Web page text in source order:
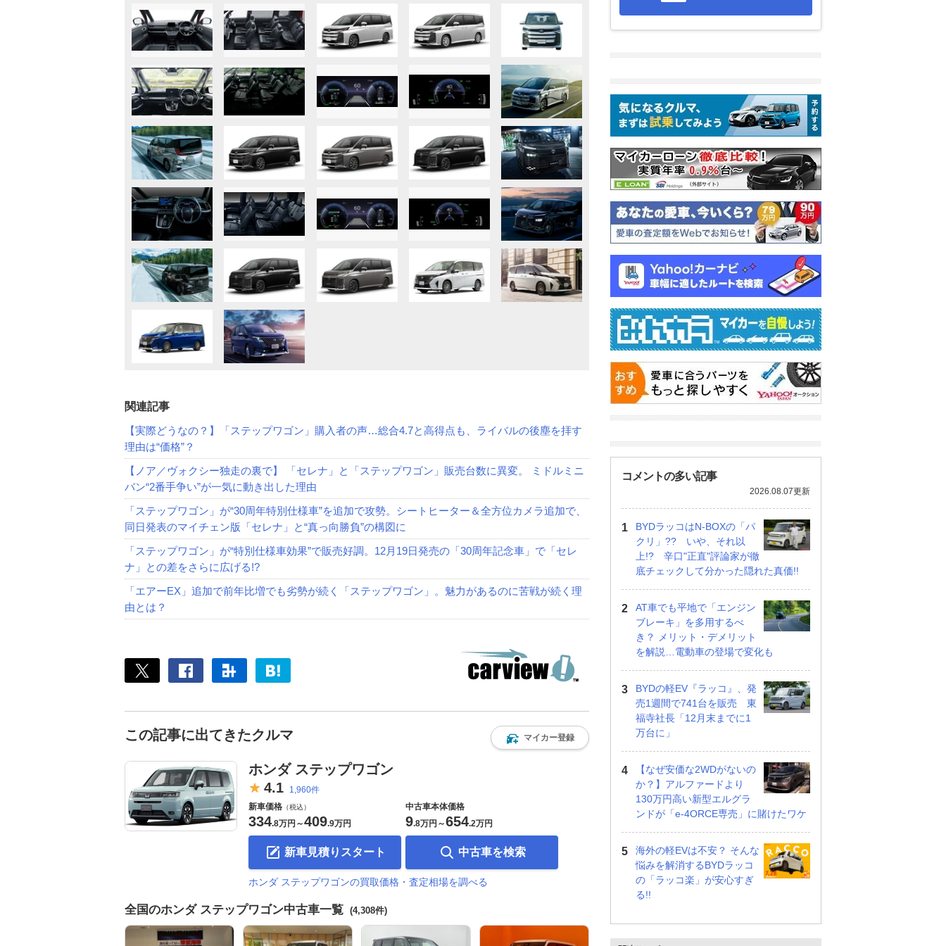
関連記事
【実際どうなの？】「ステップワゴン」購入者の声…総合4.7と高得点も、ライバルの後塵を拝す
理由は“価格”？
【ノア／ヴォクシー独走の裏で】 「セレナ」と「ステップワゴン」販売台数に異変。 ミドルミニ
バン“2番手争い”が一気に動き出した理由
「ステップワゴン」が“30周年特別仕様車”を追加で攻勢。シートヒーター＆全方位カメラ追加で、
同日発表のマイチェン版「セレナ」と“真っ向勝負”の構図に
「ステップワゴン」が“特別仕様車効果”で販売好調。12月19日発売の「30周年記念車」で「セレ
ナ」との差をさらに広げる!?
「エアーEX」追加で前年比増でも劣勢が続く「ステップワゴン」。魅力があるのに苦戦が続く理
由とは？
この記事に出てきたクルマ マイカー登録
ホンダ ステップワゴン
4.1
1,960件
新車価格 （税込）
334.8万円 ～409.9万円
新車見積りスタート
中古車本体価格
9.8万円 ～654.2万円
中古車を検索
ホンダ ステップワゴンの買取価格・査定相場を調べる
全国のホンダ ステップワゴン中古車一覧 (4,308件)
コメントの多い記事
2026.08.07更新
BYDラッコはN-BOXの「パ
クリ」?? いや、それ以
上!? 辛口"正直"評論家が徹
底チェックして分かった隠れた真価!!
AT車でも平地で「エンジン
ブレーキ」を多用するべ
き？ メリット・デメリット
を解説…電動車の登場で変化も
BYDの軽EV『ラッコ』、発
売1週間で741台を販売 東
福寺社長「12月末までに1
万台に」
【なぜ安価な2WDがないの
か？】アルファードより
130万円高い新型エルグラ
ンドが「e-4ORCE専売」に賭けたワケ
海外の軽EVは不安？ そんな
悩みを解消するBYDラッコ
の「ラッコ楽」が安心すぎ
る!!